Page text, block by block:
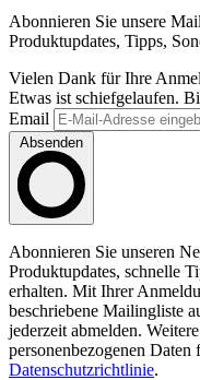
Abonnieren Sie unsere
Produktupdates, Tipps,
Vielen Dank für Ihre
Etwas ist schiefgelaufen.
Email
Absenden
Abonnieren Sie unseren
Produktupdates, schnelle
erhalten. Mit Ihrer
beschriebene Mailingliste
jederzeit abmelden.
personenbezogenen Daten
Datenschutzrichtlinie.